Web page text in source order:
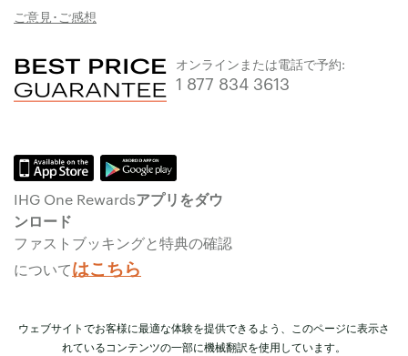
ご意見･ご感想
オンラインまたは電話で予約:
1 877 834 3613
IHG One Rewardsアプリをダウ
ンロード
ファストブッキングと特典の確認
についてはこちら
ウェブサイトでお客様に最適な体験を提供できるよう、このページに表示さ
れているコンテンツの一部に機械翻訳を使用しています。